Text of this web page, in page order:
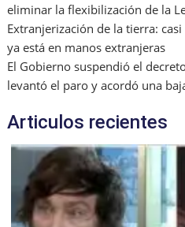
eliminar la flexibilización de la
Extranjerización de la tierra:
ya está en manos extranjeras
El Gobierno suspendió el
levantó el paro y acordó una
Articulos recientes